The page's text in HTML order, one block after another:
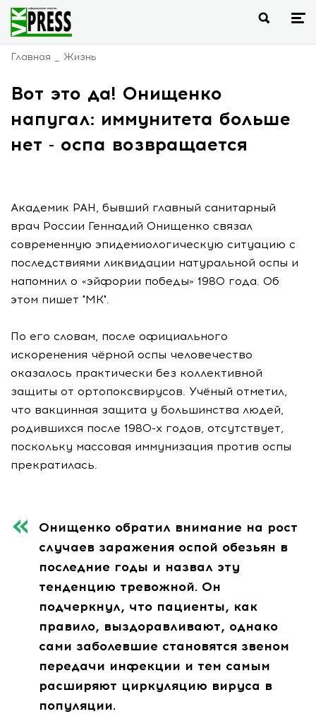
Главная Жизнь
Вот это да! Онищенко
напугал: иммунитета больше
нет - оспа возвращается
Академик РАН, бывший главный санитарный
врач России Геннадий Онищенко связал
современную эпидемиологическую ситуацию с
последствиями ликвидации натуральной оспы и
напомнил о «эйфории победы» 1980 года. Об
этом пишет "МК".
По его словам, после официального
искоренения чёрной оспы человечество
оказалось практически без коллективной
защиты от ортопоксвирусов. Учёный отметил,
что вакцинная защита у большинства людей,
родившихся после 1980-х годов, отсутствует,
поскольку массовая иммунизация против оспы
прекратилась.
Онищенко обратил внимание на рост
случаев заражения оспой обезьян в
последние годы и назвал эту
тенденцию тревожной. Он
подчеркнул, что пациенты, как
правило, выздоравливают, однако
сами заболевшие становятся звеном
передачи инфекции и тем самым
расширяют циркуляцию вируса в
популяции.